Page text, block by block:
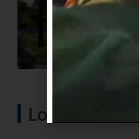
Lo más visto